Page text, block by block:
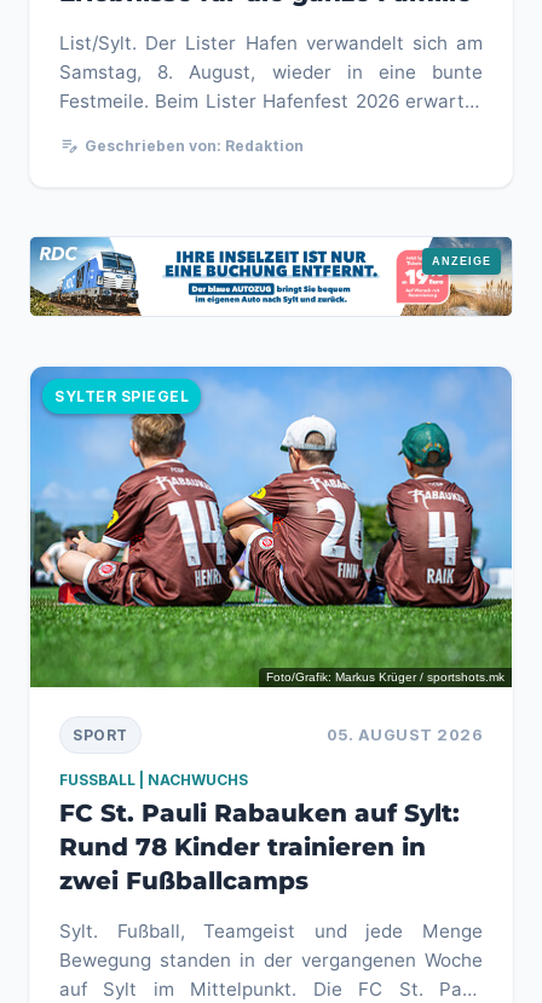
List/Sylt. Der Lister Hafen verwandelt sich am
Samstag, 8. August, wieder in eine bunte
Festmeile. Beim Lister Hafenfest 2026 erwartet
edit_note Geschrieben von: Redaktion
SYLTER SPIEGEL
Foto/Grafik: Markus Krüger / sportshots.mk
05. AUGUST 2026
SPORT
FUSSBALL | NACHWUCHS
FC St. Pauli Rabauken auf Sylt:
Rund 78 Kinder trainieren in
zwei Fußballcamps
Sylt. Fußball, Teamgeist und jede Menge
Bewegung standen in der vergangenen Woche
auf Sylt im Mittelpunkt. Die FC St. Pauli